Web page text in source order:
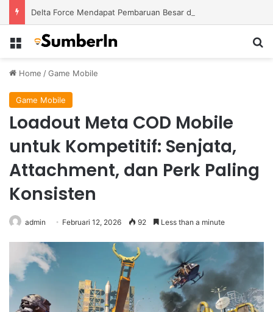
Menu
Home /Game Mobile
Game Mobile
Loadout Meta COD Mobile
untuk Kompetitif: Senjata,
Attachment, dan Perk Paling
Konsisten
admin Februari 12, 2026 92 Less than a minute